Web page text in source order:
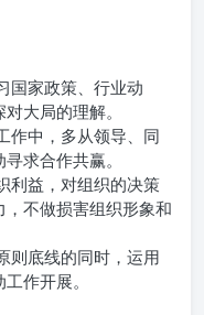
国家政策、行业动
大局的理解。
作中，多从领导、同
求合作共赢。
利益，对组织的决策
不做损害组织形象和
则底线的同时，运用
作开展。